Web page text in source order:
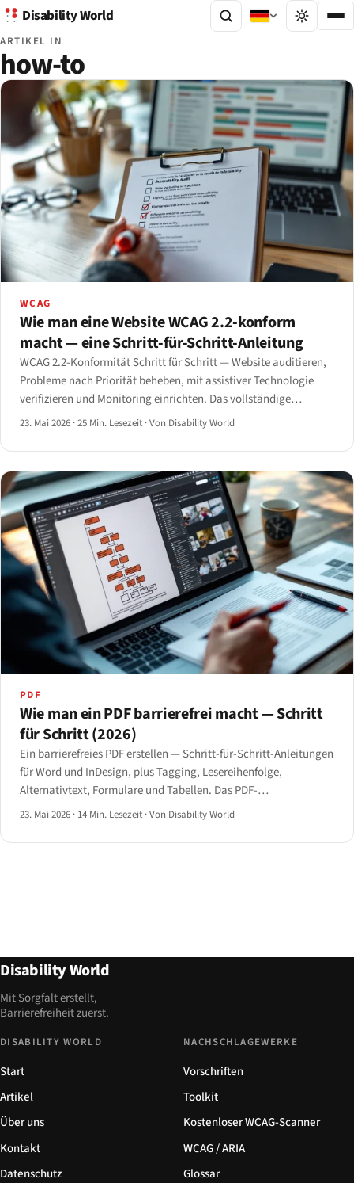
Disability World
ARTIKEL IN
how-to
WCAG
Wie man eine Website WCAG 2.2-konform
macht — eine Schritt-für-Schritt-Anleitung
WCAG 2.2-Konformität Schritt für Schritt — Website auditieren,
Probleme nach Priorität beheben, mit assistiver Technologie
verifizieren und Monitoring einrichten. Das vollständige
Playbook 2026.
23. Mai 2026 ·25 Min. Lesezeit ·Von Disability World
PDF
Wie man ein PDF barrierefrei macht — Schritt
für Schritt (2026)
Ein barrierefreies PDF erstellen — Schritt-für-Schritt-Anleitungen
für Word und InDesign, plus Tagging, Lesereihenfolge,
Alternativtext, Formulare und Tabellen. Das PDF-
Barrierefreiheits-Handbuch für 2026.
23. Mai 2026 · 14 Min. Lesezeit ·Von Disability World
Disability World
Mit Sorgfalt erstellt,
Barrierefreiheit zuerst.
DISABILITY WORLD
Start
Artikel
Über uns
Kontakt
Datenschutz
NACHSCHLAGEWERKE
Vorschriften
Toolkit
Kostenloser WCAG-Scanner
WCAG / ARIA
Glossar